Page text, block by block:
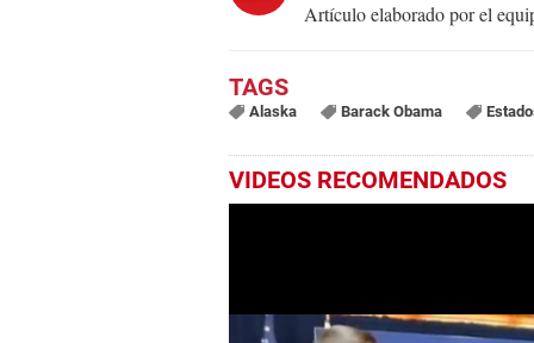
Artículo elaborado por el
Alaska Barack Obama
VIDEOS RECOMENDADOS